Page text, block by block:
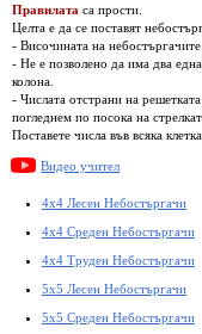
Правилата са прости.
Целта е да се поставят
- Височината на
- Не е позволено да има два
колона.
- Числата отстрани на
погледнем по посока на
Поставете числа във всяка
Видео учител
4x4 Лесен Небостъргачи
4x4 Среден Небостъргачи
4x4 Труден Небостъргачи
5x5 Лесен Небостъргачи
5x5 Среден Небостъргачи